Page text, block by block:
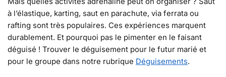
à l’élastique, karting, saut en parachute, via ferrata ou
rafting sont très populaires. Ces expériences marquent
durablement. Et pourquoi pas le pimenter en le faisant
déguisé ! Trouver le déguisement pour le futur marié et
pour le groupe dans notre rubrique Déguisements.